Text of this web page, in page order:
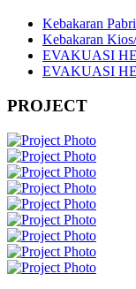
Kebakaran
Kebakaran
EVAKUASI
EVAKUASI
PROJECT